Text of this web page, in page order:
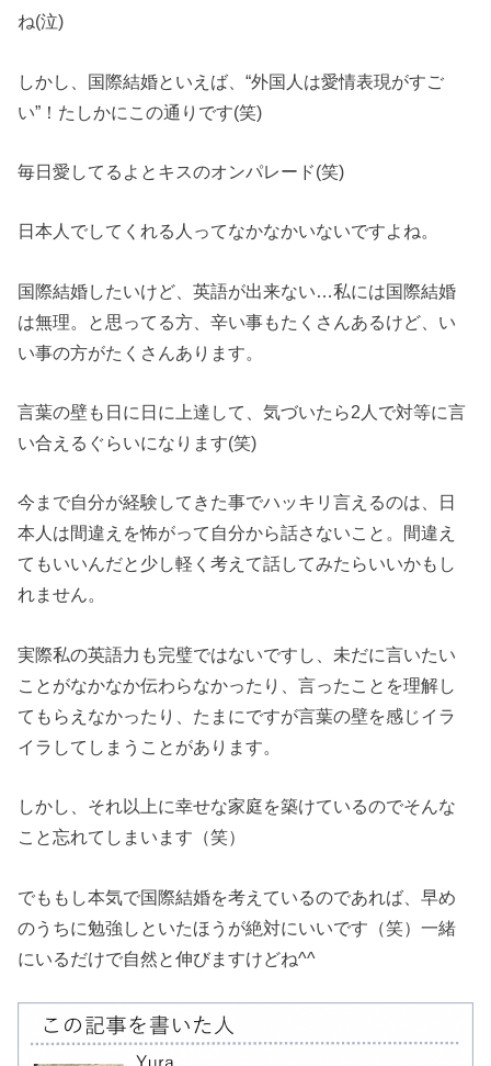
ね(泣)
しかし、国際結婚といえば、“外国人は愛情表現がすご
い”！たしかにこの通りです(笑)
毎日愛してるよとキスのオンパレード(笑)
日本人でしてくれる人ってなかなかいないですよね。
国際結婚したいけど、英語が出来ない…私には国際結婚
は無理。と思ってる方、辛い事もたくさんあるけど、い
い事の方がたくさんあります。
言葉の壁も日に日に上達して、気づいたら2人で対等に言
い合えるぐらいになります(笑)
今まで自分が経験してきた事でハッキリ言えるのは、日
本人は間違えを怖がって自分から話さないこと。間違え
てもいいんだと少し軽く考えて話してみたらいいかもし
れません。
実際私の英語力も完璧ではないですし、未だに言いたい
ことがなかなか伝わらなかったり、言ったことを理解し
てもらえなかったり、たまにですが言葉の壁を感じイラ
イラしてしまうことがあります。
しかし、それ以上に幸せな家庭を築けているのでそんな
こと忘れてしまいます（笑）
でももし本気で国際結婚を考えているのであれば、早め
のうちに勉強しといたほうが絶対にいいです（笑）一緒
にいるだけで自然と伸びますけどね^^